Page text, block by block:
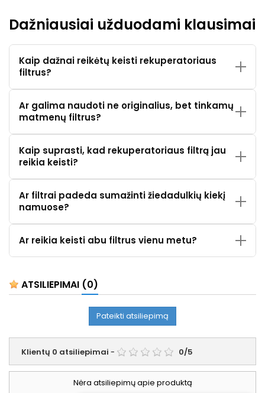
Dažniausiai užduodami klausimai
Kaip dažnai reikėtų keisti rekuperatoriaus
filtrus?
Ar galima naudoti ne originalius, bet tinkamų
matmenų filtrus?
Kaip suprasti, kad rekuperatoriaus filtrą jau
reikia keisti?
Ar filtrai padeda sumažinti žiedadulkių kiekį
namuose?
Ar reikia keisti abu filtrus vienu metu?
ATSILIEPIMAI (0)
Pateikti atsiliepimą
Klientų 0 atsiliepimai - 0/5
Nėra atsiliepimų apie produktą